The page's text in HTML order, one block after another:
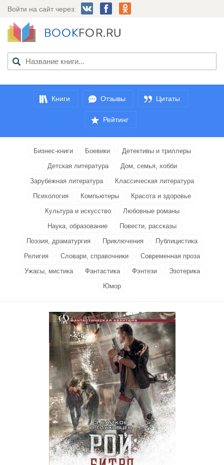
Войти на сайт через:
Книги Отзывы Цитаты
Рейтинг
Бизнес-книги Боевики
Детективы и триллеры
Детская литература
Дом, семья, хобби
Зарубежная литература
Классическая литература
Психология
Компьютеры
Красота и здоровье
Культура и искусство
Любовные романы
Наука, образование
Повести, рассказы
Поэзия, драматургия
Приключения
Публицистика
Религия
Словари, справочники
Современная проза
Ужасы, мистика
Фантастика Фэнтези
Эзотерика
Юмор